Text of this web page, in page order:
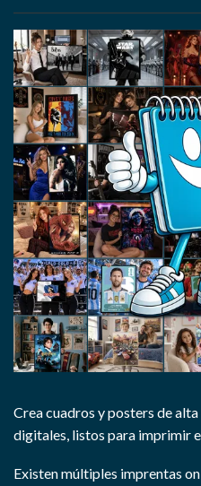
Crea cuadros y posters de
digitales, listos para imprimir
Existen múltiples imprentas